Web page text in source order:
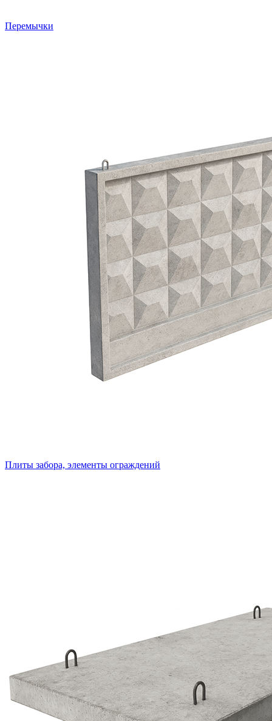
Перемычки
Плиты забора, элементы ограждений